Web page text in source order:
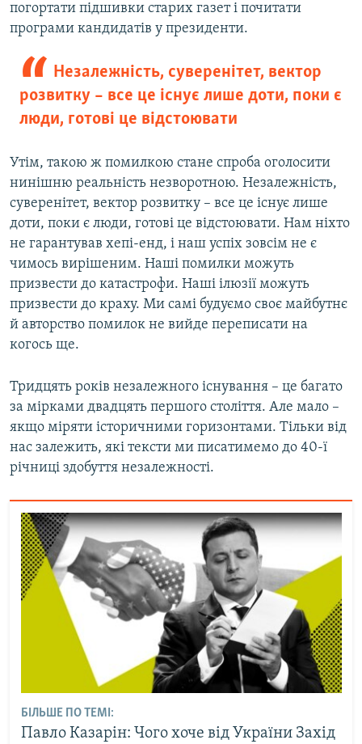
погортати підшивки старих газет і почитати
програми кандидатів у президенти.
Незалежність, суверенітет, вектор
розвитку – все це існує лише доти, поки є
люди, готові це відстоювати
Утім, такою ж помилкою стане спроба оголосити
нинішню реальність незворотною. Незалежність,
суверенітет, вектор розвитку – все це існує лише
доти, поки є люди, готові це відстоювати. Нам ніхто
не гарантував хепі-енд, і наш успіх зовсім не є
чимось вирішеним. Наші помилки можуть
призвести до катастрофи. Наші ілюзії можуть
призвести до краху. Ми самі будуємо своє майбутнє
й авторство помилок не вийде переписати на
когось ще.
Тридцять років незалежного існування – це багато
за мірками двадцять першого століття. Але мало –
якщо міряти історичними горизонтами. Тільки від
нас залежить, які тексти ми писатимемо до 40-ї
річниці здобуття незалежності.
БІЛЬШЕ ПО ТЕМІ:
Павло Казарін: Чого хоче від України Захід